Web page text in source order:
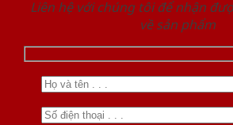
Liên hệ với chúng tôi để nhận
về sản phẩm